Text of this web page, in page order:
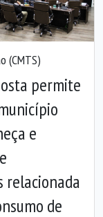
(CMTS)
permite
e
relacionada
de